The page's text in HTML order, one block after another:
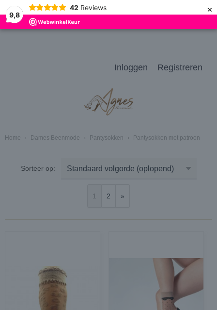
9,8
42 Reviews ×
Inloggen Registreren
Home › Dames Beenmode › Pantysokken › Pantysokken met patroon
Sorteer op:
1 2 »